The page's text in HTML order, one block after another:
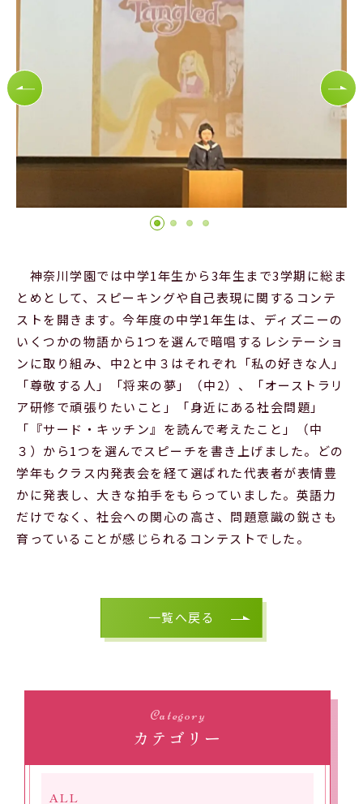
精華小学校
Official SNS
神奈川学園では中学1年生から3年生まで3学期に総ま
とめとして、スピーキングや自己表現に関するコンテ
ストを開きます。今年度の中学1年生は、ディズニーの
いくつかの物語から1つを選んで暗唱するレシテーショ
ンに取り組み、中2と中３はそれぞれ「私の好きな人」
「尊敬する人」「将来の夢」（中2）、「オーストラリ
ア研修で頑張りたいこと」「身近にある社会問題」
「『サード・キッチン』を読んで考えたこと」（中
３）から1つを選んでスピーチを書き上げました。どの
学年もクラス内発表会を経て選ばれた代表者が表情豊
かに発表し、大きな拍手をもらっていました。英語力
だけでなく、社会への関心の高さ、問題意識の鋭さも
育っていることが感じられるコンテストでした。
一覧へ戻る
Category
カテゴリー
ALL